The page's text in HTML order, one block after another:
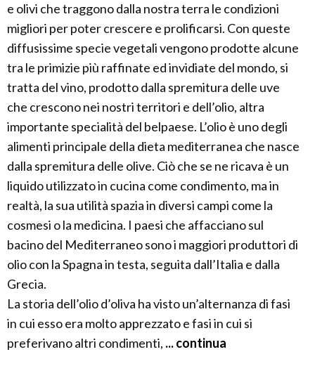
e olivi che traggono dalla nostra terra le condizioni
migliori per poter crescere e prolificarsi. Con queste
diffusissime specie vegetali vengono prodotte alcune
tra le primizie più raffinate ed invidiate del mondo, si
tratta del vino, prodotto dalla spremitura delle uve
che crescono nei nostri territori e dell’olio, altra
importante specialità del belpaese. L’olio è uno degli
alimenti principale della dieta mediterranea che nasce
dalla spremitura delle olive. Ciò che se ne ricava è un
liquido utilizzato in cucina come condimento, ma in
realtà, la sua utilità spazia in diversi campi come la
cosmesi o la medicina. I paesi che affacciano sul
bacino del Mediterraneo sono i maggiori produttori di
olio con la Spagna in testa, seguita dall’Italia e dalla
Grecia.
La storia dell’olio d’oliva ha visto un’alternanza di fasi
in cui esso era molto apprezzato e fasi in cui si
preferivano altri condimenti, ... continua